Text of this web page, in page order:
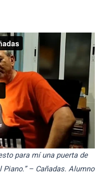
para mí una puerta de
– Cañadas. Alumno